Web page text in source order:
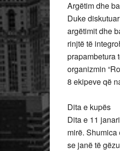
Argëtim dhe
Duke
argëtimit dhe
rinjtë të
prapambetura
organizmin
8 ekipeve që
Dita e kupës
Dita e 11
mirë.
se janë të